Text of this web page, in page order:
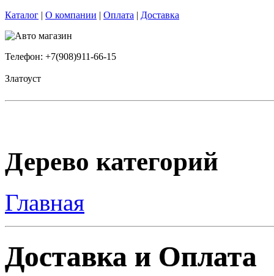
Каталог | О компании | Оплата | Доставка
Телефон: +7(908)911-66-15
Златоуст
Дерево категорий
Главная
Доставка и Оплата